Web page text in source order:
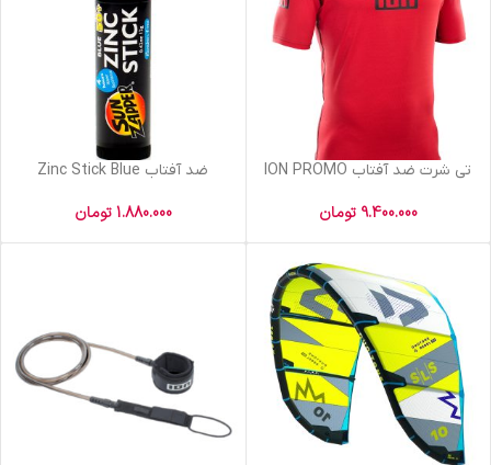
تی شرت ضد آفتاب ION PROMO
9.400.000 تومان
ضد آفتاب Zinc Stick Blue
1.880.000 تومان